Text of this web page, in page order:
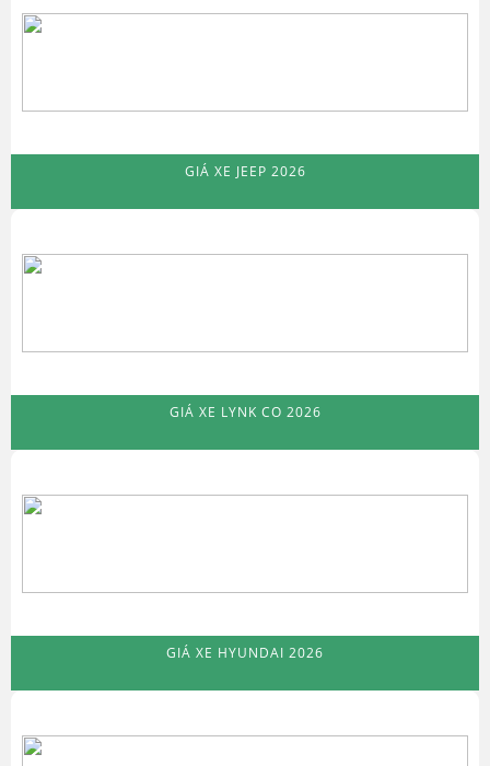
GIÁ XE JEEP 2026
GIÁ XE LYNK CO 2026
GIÁ XE HYUNDAI 2026